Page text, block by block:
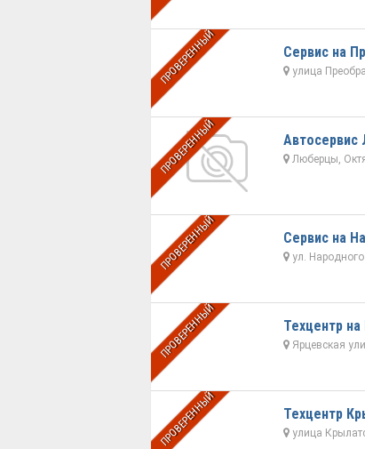
ПРОВЕРЕННЫЙ Сервис на
улица
ПРОВЕРЕННЫЙ Люберцы,
ПРОВЕРЕННЫЙ Сервис на
ул.
ПРОВЕРЕННЫЙ Техцентр
Ярцевская
ПРОВЕРЕННЫЙ Техцентр
улица